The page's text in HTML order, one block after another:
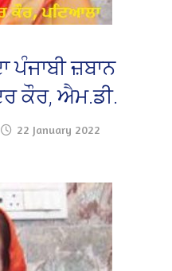
ਪੰਜਾਬੀ ਜ਼ਬਾਨ
ਕੌਰ, ਐਮ.ਡੀ.
22 January 2022